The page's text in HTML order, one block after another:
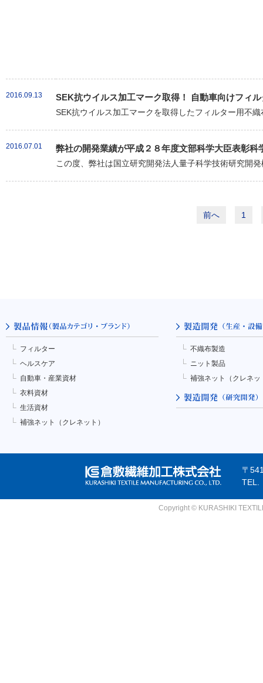
2016.09.13 SEK抗ウイルス加工マーク取得！ 自動車向けフィ
SEK抗ウイルス加工マークを取得したフィルター用不
2016.07.01 弊社の開発業績が平成２８年度文部科学大臣表彰
この度、弊社は国立研究開発法人量子科学技術研究開
前へ 1
フィルター
ヘルスケア
自動車・産業資材
衣料資材
生活資材
補強ネット（クレネット）
不織布製造
ニット製品
補強ネット（クレネッ
〒
TEL.
Copyright © KURASHIKI